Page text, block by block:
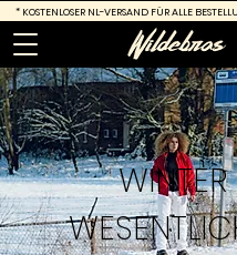
* KOSTENLOSER NL-VERSAND FÜR ALLE
WINTER